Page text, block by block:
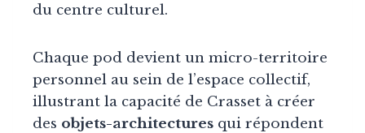
du centre culturel.
Chaque pod devient un micro-territoire
personnel au sein de l’espace collectif,
illustrant la capacité de Crasset à créer
des objets-architectures qui répondent